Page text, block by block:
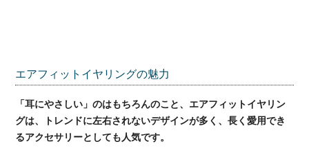
エアフィットイヤリングの魅力
「耳にやさしい」のはもちろんのこと、エアフィットイヤリン
グは、トレンドに左右されないデザインが多く、長く愛用でき
るアクセサリーとしても人気です。